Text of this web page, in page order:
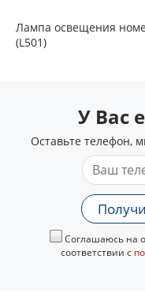
Лампа освещения
(L501)
У Вас
Оставьте телефон,
Соглашаюсь на
соответствии с